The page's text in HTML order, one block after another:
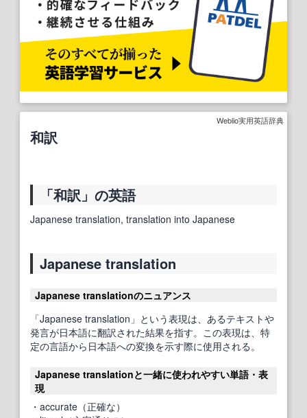
Weblio実用英語辞典
和訳
「和訳」の英語
Japanese translation, translation into Japanese
Japanese translation
Japanese translationのニュアンス
「Japanese translation」という表現は、あるテキストや
発言が日本語に翻訳された結果を指す。この表現は、特
定の言語から日本語への変換を示す際に使用される。
Japanese translationと一緒に使われやすい単語・表
現
・accurate（正確な）